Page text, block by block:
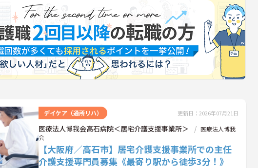
デイケア（通所リハ） 更新日：2026年07月21日
医療法人博我会高石病院＜居宅介護支援事業所＞
医療法人博我
会
【大阪府／高石市】居宅介護支援事業所での主任
介護支援専門員募集《最寄り駅から徒歩3分！》